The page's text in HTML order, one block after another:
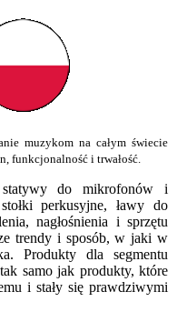
muzykom na całym świecie
funkcjonalność i trwałość.
do mikrofonów i
perkusyjne, ławy do
nagłośnienia i sprzętu
trendy i sposób, w jaki w
Produkty dla segmentu
samo jak produkty, które
i stały się prawdziwymi